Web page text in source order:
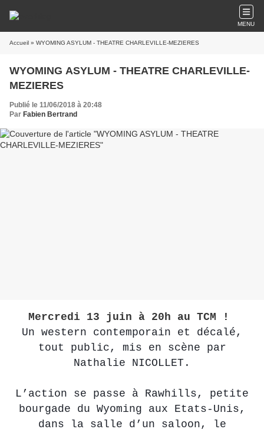
MENU
Accueil » WYOMING ASYLUM - THEATRE CHARLEVILLE-MEZIERES
WYOMING ASYLUM - THEATRE CHARLEVILLE-
MEZIERES
Publié le 11/06/2018 à 20:48
Par Fabien Bertrand
Mercredi 13 juin à 20h au TCM !
Un western contemporain et décalé,
tout public, mis en scène par
Nathalie NICOLLET.
L’action se passe à Rawhills, petite
bourgade du Wyoming aux Etats-Unis,
dans la salle d’un saloon, le